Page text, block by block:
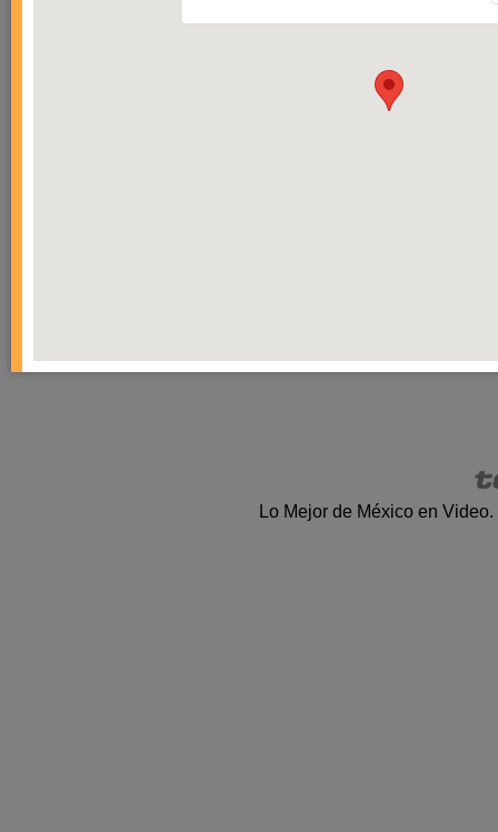
Lo Mejor de México en